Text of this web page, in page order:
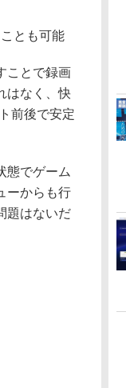
とも可能
ことで録画
はなく、快
前後で安定
態でゲーム
ーからも行
題はないだ